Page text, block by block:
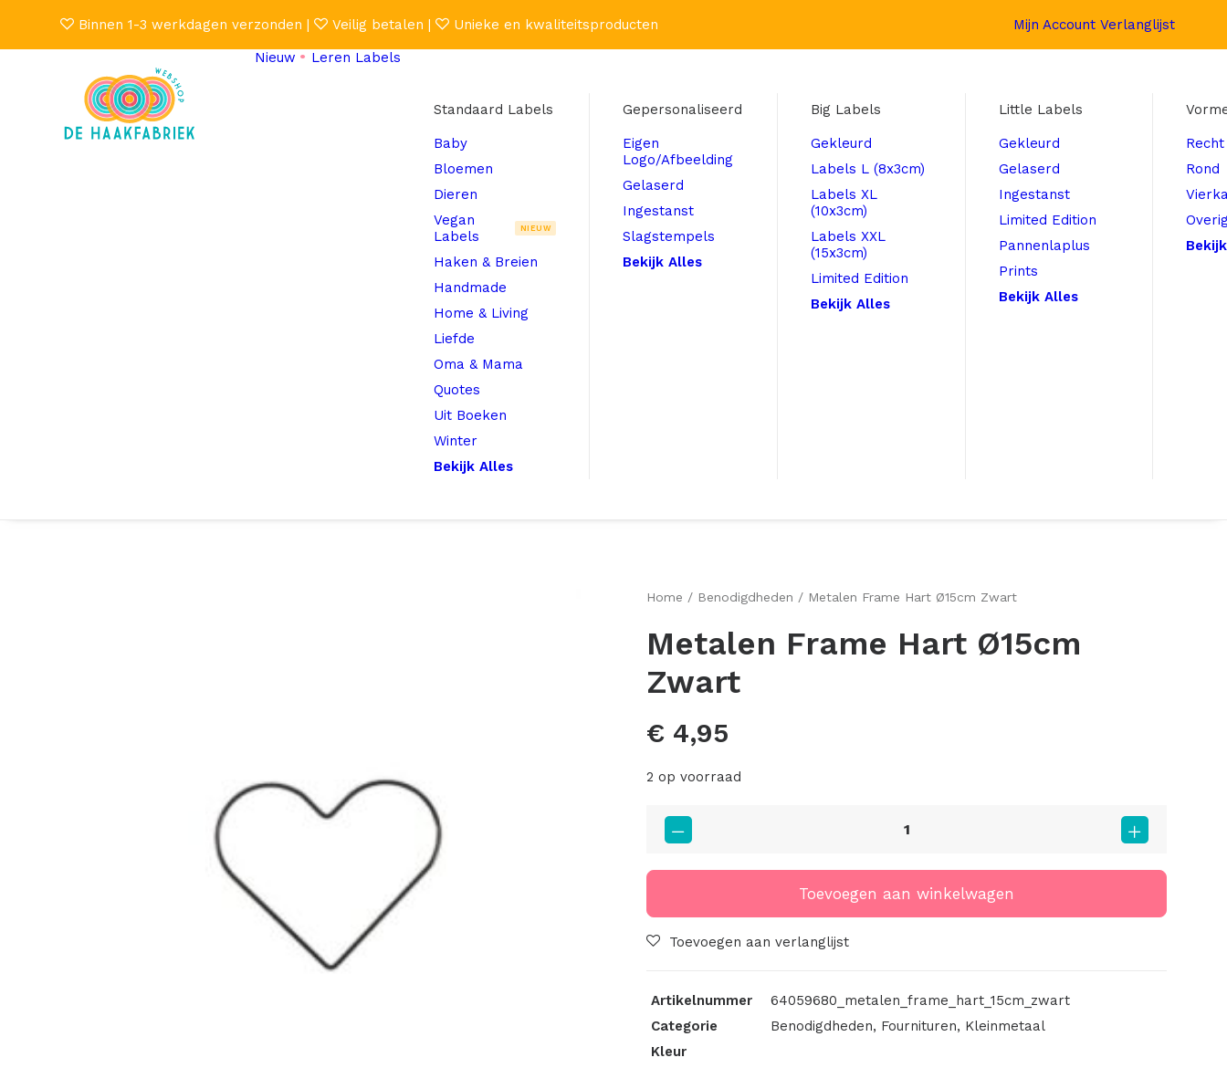
Binnen 1-3 werkdagen verzonden | Veilig betalen | Unieke en kwaliteitsproducten Mijn Account Verlanglijst
Nieuw
Leren Labels
Standaard Labels
Baby
Bloemen
Dieren
Vegan
Labels
NIEUW
Haken & Breien
Handmade
Home & Living
Liefde
Oma & Mama
Quotes
Uit Boeken
Winter
Bekijk Alles
Gepersonaliseerd
Eigen
Logo/Afbeelding
Gelaserd
Ingestanst
Slagstempels
Bekijk Alles
Big Labels
Gekleurd
Labels L (8x3cm)
Labels XL
(10x3cm)
Labels XXL
(15x3cm)
Limited Edition
Bekijk Alles
Little Labels
Gekleurd
Gelaserd
Ingestanst
Limited Edition
Pannenlaplus
Prints
Bekijk Alles
Recht
Rond
Home Benodigdheden Metalen Frame Hart Ø15cm Zwart
Metalen Frame Hart Ø15cm
Zwart
€ 4,95
2 op voorraad
Metalen
Frame
Zwart
aantal
Toevoegen aan winkelwagen
Toevoegen aan verlanglijst
Artikelnummer
64059680_metalen_frame_hart_15cm_zwart
Categorie
Benodigdheden, Fournituren, Kleinmetaal
Kleur